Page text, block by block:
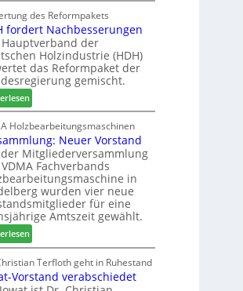
e
r
h
e
n
2
0
2
6
e
t
B
e
s
u
c
h
r
z
a
h
l
e
n
h
a
t
b
o
t
h
i
l
t
b
e
i
P
r
o
u
k
des Reformpakets
fordert Nachbesserungen
Hauptverband der
Holzindustrie (HDH)
das Reformpaket der
gemischt.
:
H
D
H
f
o
r
d
e
r
t
N
a
c
Holzbearbeitungsmaschinen
Neuer Vorstand
Mitgliederversammlung
Fachverbands
in
wurden vier neue
für eine
Amtszeit gewählt.
:
V
e
r
Terfloth geht in Ruhestand
Vorstand verabschiedet